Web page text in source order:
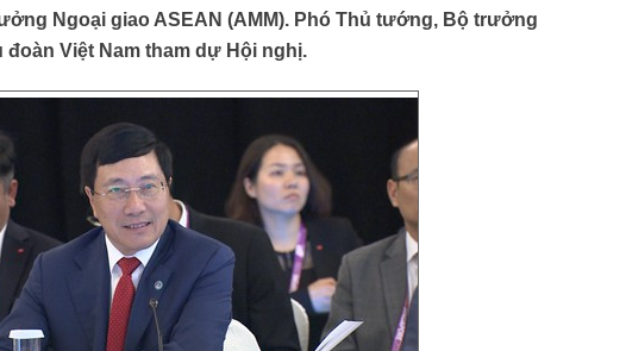
Ngoại giao ASEAN (AMM). Phó Thủ tướng, Bộ trưởng
đoàn Việt Nam tham dự Hội nghị.